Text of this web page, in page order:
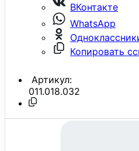
ВКонтакте
WhatsApp
Копировать
Артикул:
011.018.032